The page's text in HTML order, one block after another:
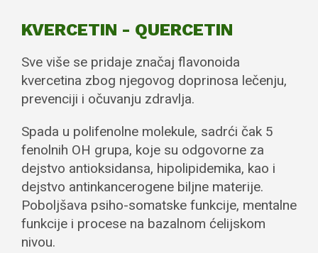
KVERCETIN - QUERCETIN
Sve više se pridaje značaj flavonoida
kvercetina zbog njegovog doprinosa lečenju,
prevenciji i očuvanju zdravlja.
Spada u polifenolne molekule, sadrći čak 5
fenolnih OH grupa, koje su odgovorne za
dejstvo antioksidansa, hipolipidemika, kao i
dejstvo antinkancerogene biljne materije.
Poboljšava psiho-somatske funkcije, mentalne
funkcije i procese na bazalnom ćelijskom
nivou.